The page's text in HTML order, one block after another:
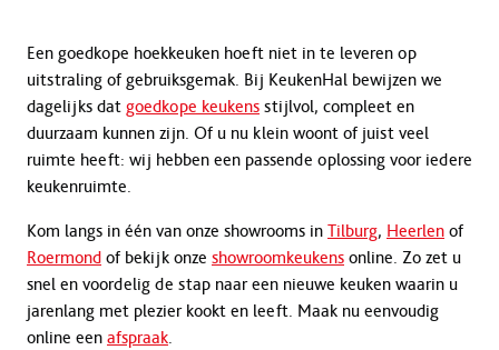
Een goedkope hoekkeuken hoeft niet in te leveren op
uitstraling of gebruiksgemak. Bij KeukenHal bewijzen we
dagelijks dat goedkope keukens stijlvol, compleet en
duurzaam kunnen zijn. Of u nu klein woont of juist veel
ruimte heeft: wij hebben een passende oplossing voor iedere
keukenruimte.
Kom langs in één van onze showrooms in Tilburg, Heerlen of
Roermond of bekijk onze showroomkeukens online. Zo zet u
snel en voordelig de stap naar een nieuwe keuken waarin u
jarenlang met plezier kookt en leeft. Maak nu eenvoudig
online een afspraak.